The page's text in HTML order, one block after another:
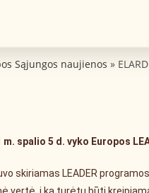
Sąjungos naujienos »
m. spalio 5 d. vyko Europos
skiriamas LEADER